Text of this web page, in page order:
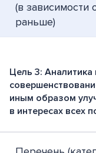
(в зависимости
раньше)
Цель 3:
иным образом
в интересах всех